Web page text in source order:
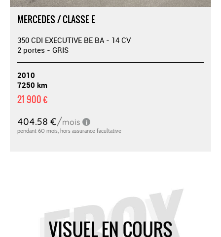
MERCEDES / CLASSE E
350 CDI EXECUTIVE BE BA - 14 CV
2 portes - GRIS
2010
7250 km
21 900 €